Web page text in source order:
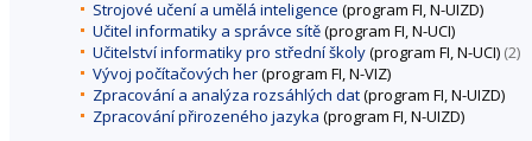
Strojové učení a umělá inteligence (program FI, N-UIZD)
Učitel informatiky a správce sítě(program FI, N-UCI)
Učitelství informatiky pro střední školy(program FI, N-UCI) (2)
Vývoj počítačových her(program FI, N-VIZ)
Zpracování a analýza rozsáhlých dat(program FI, N-UIZD)
Zpracování přirozeného jazyka (program FI, N-UIZD)